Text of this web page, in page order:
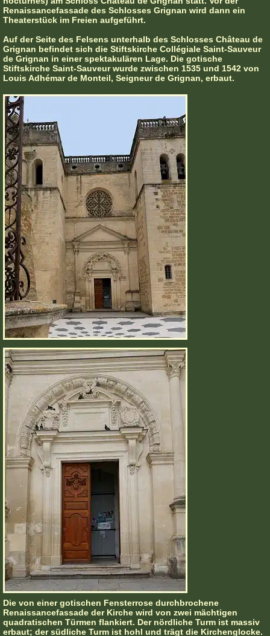
Renaissancefassade des Schlosses Grignan wird dann ein
Theaterstück im Freien aufgeführt.
Auf der Seite des Felsens unterhalb des Schlosses Château de
Grignan befindet sich die Stiftskirche Collégiale Saint-Sauveur
de Grignan in einer spektakulären Lage. Die gotische
Stiftskirche Saint-Sauveur wurde zwischen 1535 und 1542 von
Louis Adhémar de Monteil, Seigneur de Grignan, erbaut.
Die von einer gotischen Fensterrose durchbrochene
Renaissancefassade der Kirche wird von zwei mächtigen
quadratischen Türmen flankiert. Der nördliche Turm ist massiv
erbaut; der südliche Turm ist hohl und trägt die Kirchenglocke.